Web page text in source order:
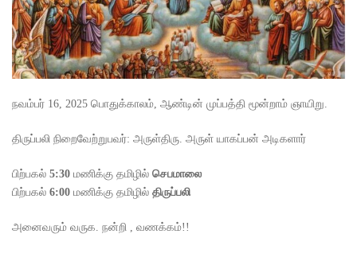
நவம்பர் 16, 2025 பொதுக்காலம், ஆண்டின் முப்பத்தி மூன்றாம் ஞாயிறு.
திருப்பலி நிறைவேற்றுபவர்: அருள்திரு. அருள் யாகப்பன் அடிகளார்
பிற்பகல் 5:30 மணிக்கு தமிழில் செபமாலை
பிற்பகல் 6:00 மணிக்கு தமிழில் திருப்பலி
அனைவரும் வருக. நன்றி , வணக்கம்!!